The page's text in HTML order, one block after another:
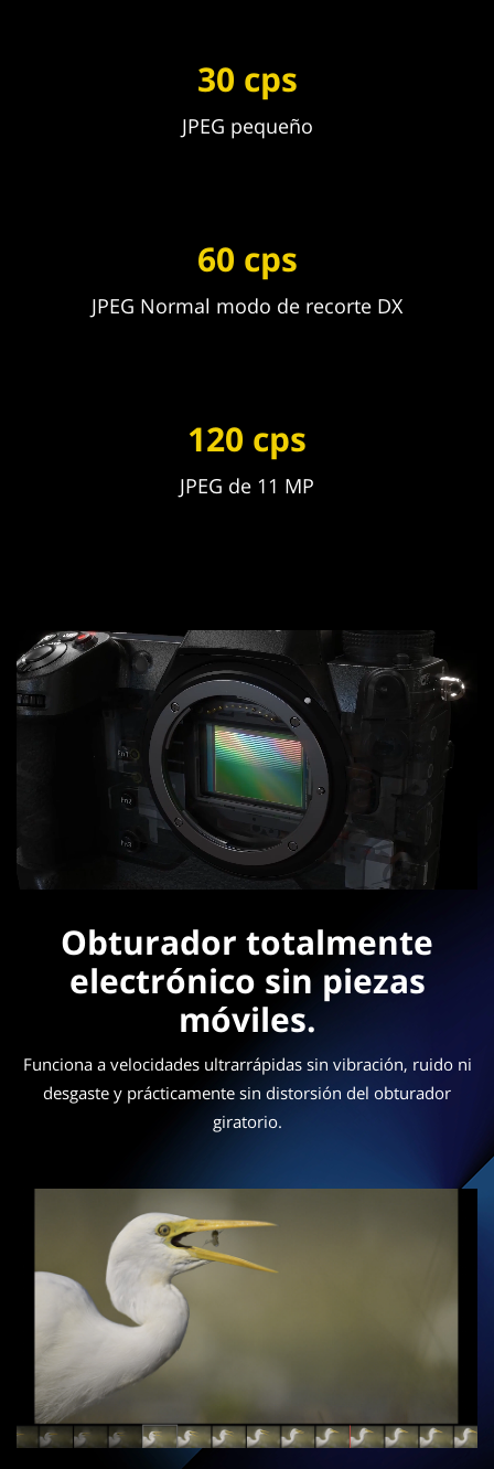
30 cps
JPEG pequeño
60 cps
JPEG Normal modo de recorte DX
120 cps
JPEG de 11 MP
Obturador totalmente
electrónico sin piezas
móviles.
Funciona a velocidades ultrarrápidas sin vibración, ruido ni
desgaste y prácticamente sin distorsión del obturador
giratorio.